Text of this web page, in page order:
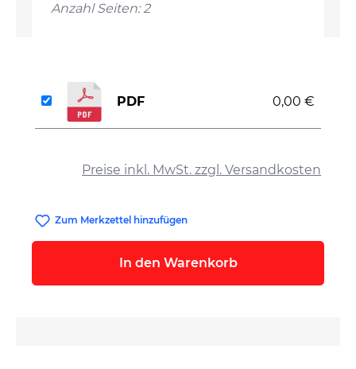
Anzahl Seiten: 2
Preise inkl. MwSt. zzgl. Versandkosten
PDF 0,00 €
Zum Merkzettel hinzufügen
In den Warenkorb